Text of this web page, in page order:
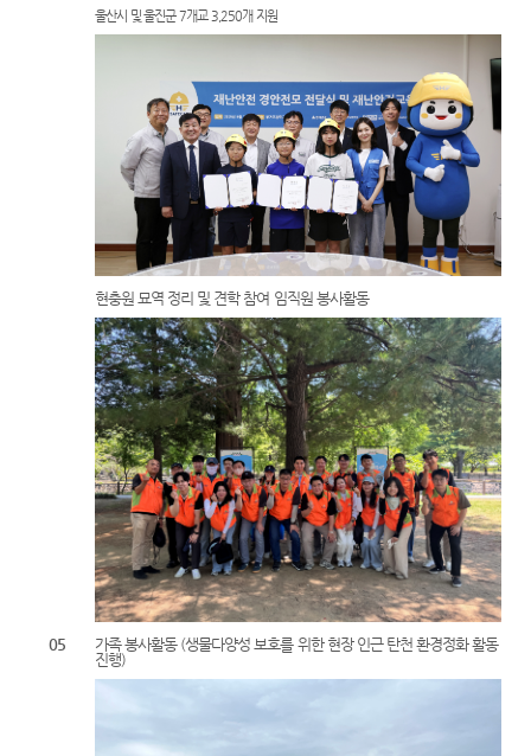
울산시 및 울진군 7개교 3,250개 지원
현충원 묘역 정리 및 견학 참여 임직원 봉사활동
05
가족 봉사활동 (생물다양성 보호를 위한 현장 인근 탄천 환경정화 활동
진행)